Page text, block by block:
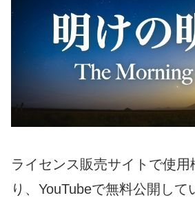
ライセンス販売サイトで使用
り、YouTubeで無料公開して